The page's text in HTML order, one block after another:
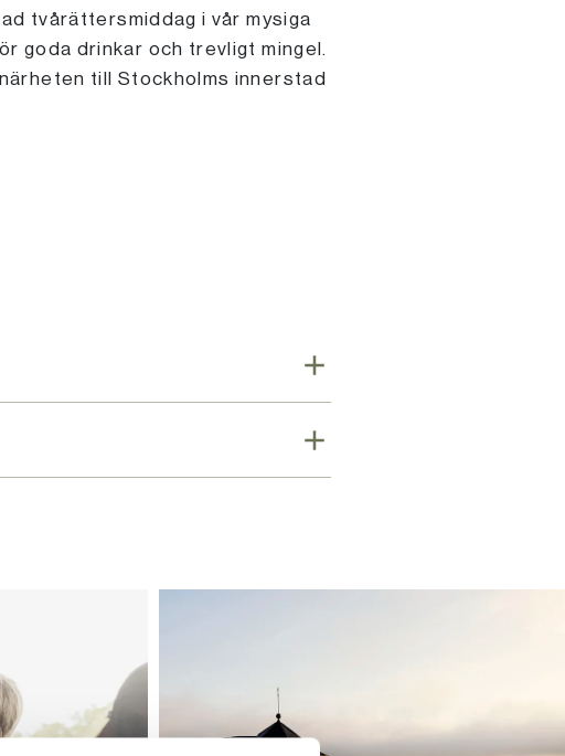
tvårättersmiddag i vår mysiga
goda drinkar och trevligt mingel.
till Stockholms innerstad